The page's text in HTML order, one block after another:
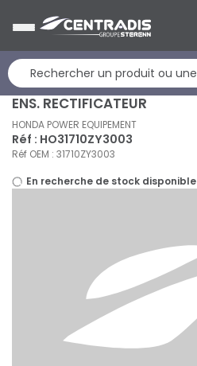
ENS. RECTIFICATEUR
HONDA POWER EQUIPEMENT
Réf : HO31710ZY3003
Réf OEM : 31710ZY3003
En recherche de stock disponible